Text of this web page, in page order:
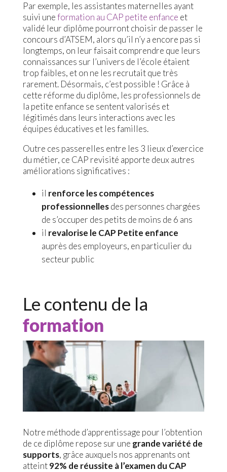
Par exemple, les assistantes maternelles ayant
suivi uneformation au CAP petite enfance et
validé leur diplôme pourront choisir de passer le
concours d’ATSEM, alors qu’il n’y a encore pas si
longtemps, on leur faisait comprendre que leurs
connaissances sur l’univers de l’école étaient
trop faibles, et on ne les recrutait que très
rarement. Désormais, c’est possible ! Grâce à
cette réforme du diplôme, les professionnels de
la petite enfance se sentent valorisés et
légitimés dans leurs interactions avec les
équipes éducatives et les familles.
Outre ces passerelles entre les 3 lieux d’exercice
du métier, ce CAP revisité apporte deux autres
améliorations significatives :
il renforce les compétences
professionnellesdes personnes chargées
de s’occuper des petits de moins de 6 ans
il revalorise le CAP Petite enfance
auprès des employeurs, en particulier du
secteur public
Le contenu de la
formation
Notre méthode d’apprentissage pour l’obtention
de ce diplôme repose sur une grande variété de
supports, grâce auxquels nos apprenants ont
atteint92% de réussite à l’examen du CAP